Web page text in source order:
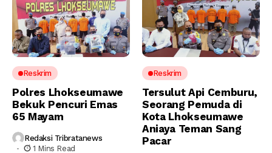
Reskrim
Polres Lhokseumawe
Bekuk Pencuri Emas
65 Mayam
Redaksi Tribratanews
1 Mins Read
Reskrim
Tersulut Api Cemburu,
Seorang Pemuda di
Kota Lhokseumawe
Aniaya Teman Sang
Pacar